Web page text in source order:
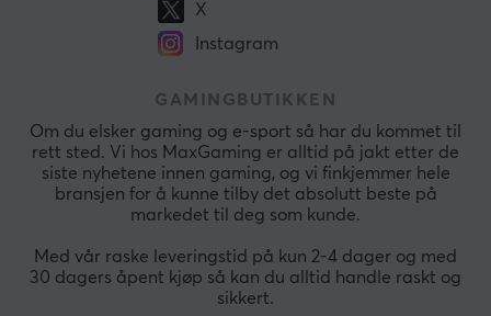
X
Instagram
GAMINGBUTIKKEN
Om du elsker gaming og e-sport så har du kommet til
rett sted. Vi hos MaxGaming er alltid på jakt etter de
siste nyhetene innen gaming, og vi finkjemmer hele
bransjen for å kunne tilby det absolutt beste på
markedet til deg som kunde.
Med vår raske leveringstid på kun 2-4 dager og med
30 dagers åpent kjøp så kan du alltid handle raskt og
sikkert.